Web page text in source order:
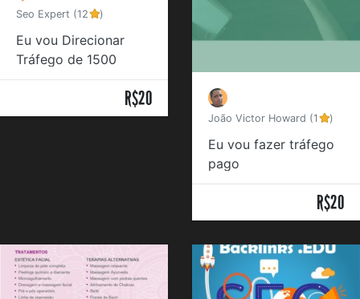
Seo Expert (12 )
Eu vou Direcionar
Tráfego de 1500
Visitantes
R$20
João Victor Howard (1 )
Eu vou fazer tráfego
pago
R$20